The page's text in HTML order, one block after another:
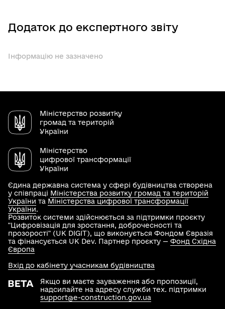
Додаток до експертного звіту
Інформацію не зазначено
Міністерство розвитку
громад та територій
України
Міністерство
цифрової трансформації
України
Єдина державна система у сфері будівництва створена
у співпраці Міністерства розвитку громад та територій
України та Міністерства цифрової трансформації
України.
Розвиток системи здійснюється за підтримки проєкту
"Цифровізація для зростання, доброчесності та
прозорості" (UK DIGIT), що виконується Фондом Євразія
та фінансується UK Dev. Партнер проєкту — Фонд Східна
Європа
Якщо ви маєте зауваження або пропозиції,
надсилайте на адресу служби тех. підтримки
support@e-construction.gov.ua
Вхід до кабінету учасникам будівництва